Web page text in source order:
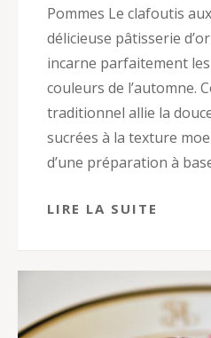
Pommes Le clafoutis
délicieuse pâtisserie
incarne parfaitement
couleurs de l’automne.
traditionnel allie la
sucrées à la texture
d’une préparation à
LIRE LA SUITE